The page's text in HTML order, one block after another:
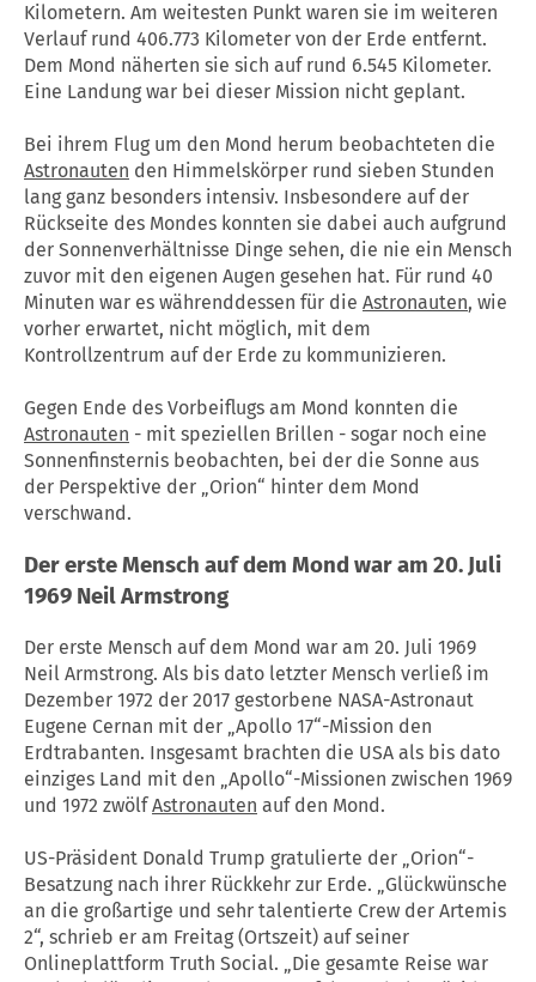
Kilometern. Am weitesten Punkt waren sie im weiteren
Verlauf rund 406.773 Kilometer von der Erde entfernt.
Dem Mond näherten sie sich auf rund 6.545 Kilometer.
Eine Landung war bei dieser Mission nicht geplant.
Bei ihrem Flug um den Mond herum beobachteten die
Astronauten den Himmelskörper rund sieben Stunden
lang ganz besonders intensiv. Insbesondere auf der
Rückseite des Mondes konnten sie dabei auch aufgrund
der Sonnenverhältnisse Dinge sehen, die nie ein Mensch
zuvor mit den eigenen Augen gesehen hat. Für rund 40
Minuten war es währenddessen für die Astronauten, wie
vorher erwartet, nicht möglich, mit dem
Kontrollzentrum auf der Erde zu kommunizieren.
Gegen Ende des Vorbeiflugs am Mond konnten die
Astronauten - mit speziellen Brillen - sogar noch eine
Sonnenfinsternis beobachten, bei der die Sonne aus
der Perspektive der „Orion“ hinter dem Mond
verschwand.
Der erste Mensch auf dem Mond war am 20. Juli
1969 Neil Armstrong
Der erste Mensch auf dem Mond war am 20. Juli 1969
Neil Armstrong. Als bis dato letzter Mensch verließ im
Dezember 1972 der 2017 gestorbene NASA-Astronaut
Eugene Cernan mit der „Apollo 17“-Mission den
Erdtrabanten. Insgesamt brachten die USA als bis dato
einziges Land mit den „Apollo“-Missionen zwischen 1969
und 1972 zwölfAstronauten auf den Mond.
US-Präsident Donald Trump gratulierte der „Orion“-
Besatzung nach ihrer Rückkehr zur Erde. „Glückwünsche
an die großartige und sehr talentierte Crew der Artemis
2“, schrieb er am Freitag (Ortszeit) auf seiner
Onlineplattform Truth Social. „Die gesamte Reise war